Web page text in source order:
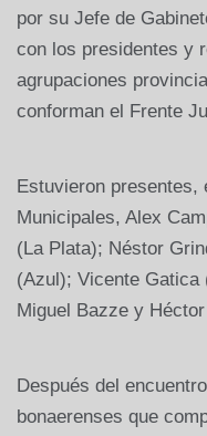
por su Jefe de
con los presidentes y
agrupaciones
conforman el Frente
Estuvieron presentes,
Municipales, Alex
(La Plata); Néstor
(Azul); Vicente Gatica
Miguel Bazze y
Después del
bonaerenses que